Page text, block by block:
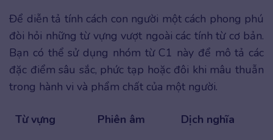
Để diễn tả tính cách con người một cách phong phú
đòi hỏi những từ vựng vượt ngoài các tính từ cơ bản.
Bạn có thể sử dụng nhóm từ C1 này để mô tả các
đặc điểm sâu sắc, phức tạp hoặc đôi khi mâu thuẫn
trong hành vi và phẩm chất của một người.
Từ vựng Phiên âm
Dịch nghĩa